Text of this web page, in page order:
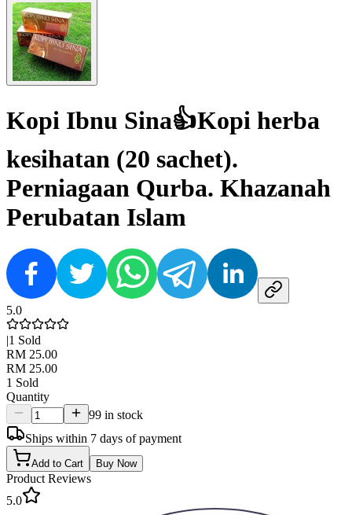
Kopi Ibnu Sina👍Kopi herba
kesihatan (20 sachet).
Perniagaan Qurba. Khazanah
Perubatan Islam
5.0
1 Sold
RM 25.00
RM 25.00
1 Sold
Quantity
99 in stock
Ships within 7 days of payment
Add to Cart Buy Now
Product Reviews
5.0